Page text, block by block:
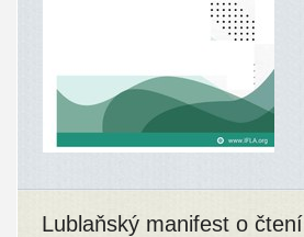
Lublaňský manifest o čtení